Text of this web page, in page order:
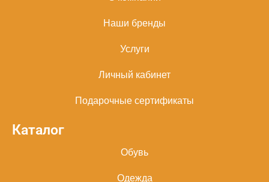
Наши бренды
Услуги
Личный кабинет
Подарочные сертификаты
Каталог
Обувь
Одежда